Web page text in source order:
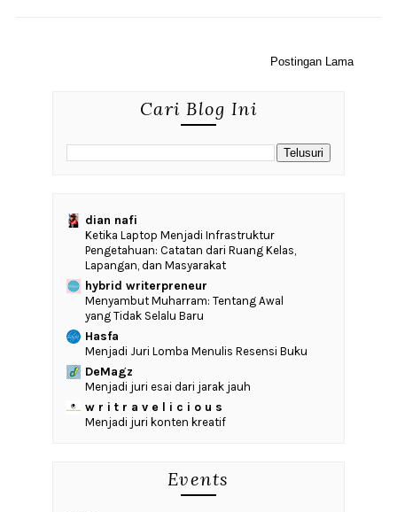
Postingan Lama
Cari Blog Ini
dian nafi
Ketika Laptop Menjadi Infrastruktur
Pengetahuan: Catatan dari Ruang Kelas,
Lapangan, dan Masyarakat
hybrid writerpreneur
Menyambut Muharram: Tentang Awal
yang Tidak Selalu Baru
Hasfa
Menjadi Juri Lomba Menulis Resensi Buku
DeMagz
Menjadi juri esai dari jarak jauh
w r i t r a v e l i c i o u s
Menjadi juri konten kreatif
Events